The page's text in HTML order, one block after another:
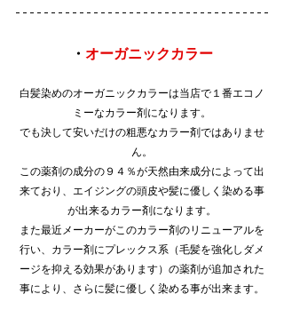
・ オーガニックカラー
白髪染めのオーガニックカラーは当店で１番エコノ
ミーなカラー剤になります。
でも決して安いだけの粗悪なカラー剤ではありませ
ん。
この薬剤の成分の９４％が天然由来成分によって出
来ており、エイジングの頭皮や髪に優しく染める事
が出来るカラー剤になります。
また最近メーカーがこのカラー剤のリニューアルを
行い、カラー剤にプレックス系（毛髪を強化しダメ
ージを抑える効果があります）の薬剤が追加された
事により、さらに髪に優しく染める事が出来ます。